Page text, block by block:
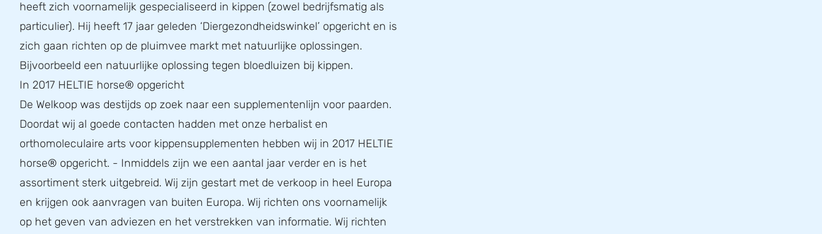
heeft zich voornamelijk gespecialiseerd in kippen (zowel bedrijfsmatig als
particulier). Hij heeft 17 jaar geleden ‘Diergezondheidswinkel’ opgericht en is
zich gaan richten op de pluimvee markt met natuurlijke oplossingen.
Bijvoorbeeld een natuurlijke oplossing tegen bloedluizen bij kippen.
In 2017 HELTIE horse® opgericht
De Welkoop was destijds op zoek naar een supplementenlijn voor paarden.
Doordat wij al goede contacten hadden met onze herbalist en
orthomoleculaire arts voor kippensupplementen hebben wij in 2017 HELTIE
horse® opgericht. - Inmiddels zijn we een aantal jaar verder en is het
assortiment sterk uitgebreid. Wij zijn gestart met de verkoop in heel Europa
en krijgen ook aanvragen van buiten Europa. Wij richten ons voornamelijk
op het geven van adviezen en het verstrekken van informatie. Wij richten